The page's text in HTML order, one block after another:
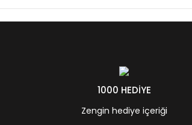
1000 HEDİYE
Zengin hediye içeriği